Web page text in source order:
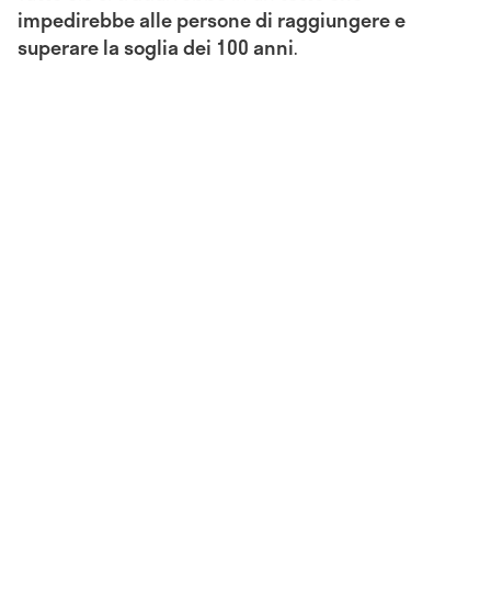
impedirebbe alle persone di raggiungere e
superare la soglia dei 100 anni.